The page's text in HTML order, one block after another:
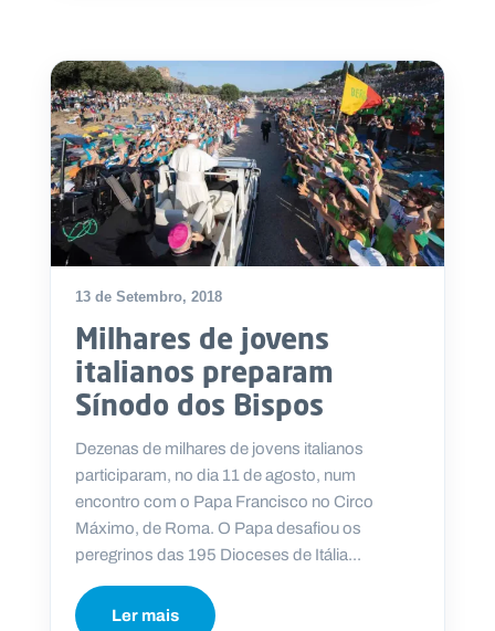
13 de Setembro, 2018
Milhares de jovens
italianos preparam
Sínodo dos Bispos
Dezenas de milhares de jovens italianos
participaram, no dia 11 de agosto, num
encontro com o Papa Francisco no Circo
Máximo, de Roma. O Papa desafiou os
peregrinos das 195 Dioceses de Itália...
Ler mais